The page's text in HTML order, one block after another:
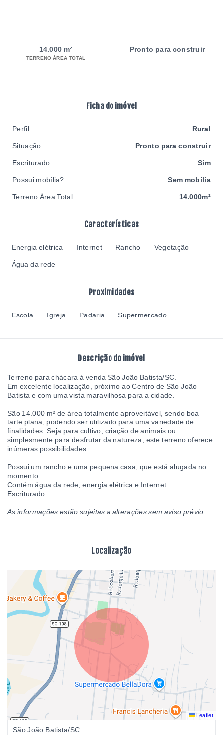
14.000 m²
TERRENO ÁREA TOTAL
Pronto para construir
Características
Energia elétrica Internet Rancho Vegetação
Água da rede
Proximidades
Escola Igreja Padaria Supermercado
Descrição do imóvel
Terreno para chácara à venda São João Batista/SC.
Em excelente localização, próximo ao Centro de São João
Batista e com uma vista maravilhosa para a cidade.
São 14.000 m² de área totalmente aproveitável, sendo boa
tarte plana, podendo ser utilizado para uma variedade de
finalidades. Seja para cultivo, criação de animais ou
simplesmente para desfrutar da natureza, este terreno oferece
inúmeras possibilidades.
Possui um rancho e uma pequena casa, que está alugada no
momento.
Contém água da rede, energia elétrica e Internet.
Escriturado.
As informações estão sujeitas a alterações sem aviso prévio.
Localização
Leaflet
São João Batista/SC
Ficha do imóvel
Perfil Rural
Situação Pronto para construir
Escriturado Sim
Possui mobília? Sem mobília
Terreno Área Total 14.000m²